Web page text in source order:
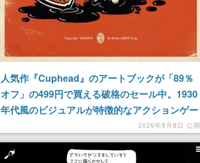
人気作『Cuphead』のアートブックが「89％
オフ」の499円で買える破格のセール中。1930
年代風のビジュアルが特徴的なアクションゲー
ムの初期コンセプトやボスキャラ、ステージの
イラストも収録
2026年8月8日 公開